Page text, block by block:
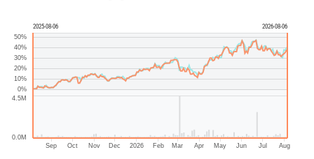
2025-08-06 2026-08-06
Sep Oct Nov Dec 2026 Feb Mar Apr May Jun Jul Aug
0.0M
4.5M
0%
10%
20%
30%
40%
50%